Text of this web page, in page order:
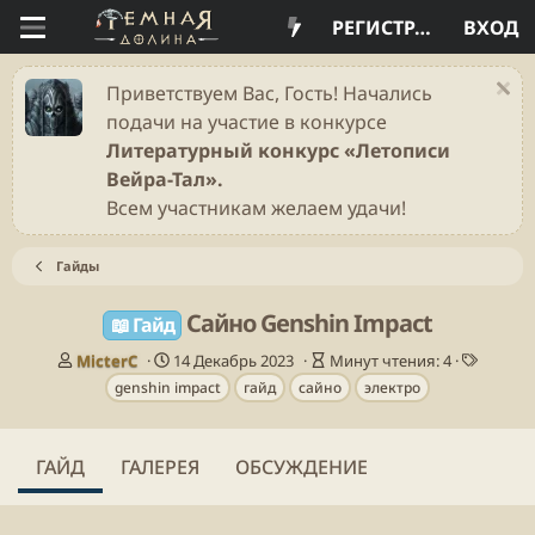
ВХОД
РЕГИСТРАЦИЯ
Приветствуем Вас, Гость! Начались
подачи на участие в конкурсе
Литературный конкурс «Летописи
Вейра-Тал».
Всем участникам желаем удачи!
Гайды
📖 Гайд Сайно Genshin Impact
А
о
MicterC
Д
а
т
а
у
14 Декабрь 2023
В
р
е
м
ч
Минут чтения: 4
Т
и
genshin impact гайд сайно электро
ГАЙД ГАЛЕРЕЯ ОБСУЖДЕНИЕ